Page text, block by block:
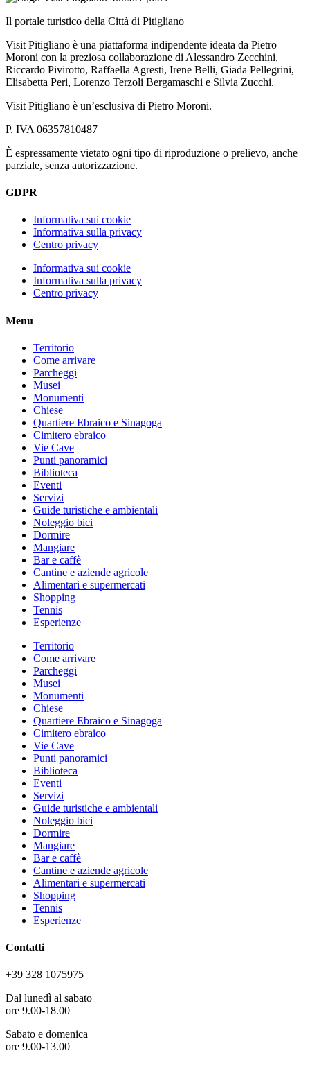
Il portale turistico della Città di Pitigliano
Visit Pitigliano è una piattaforma indipendente ideata da Pietro
Moroni con la preziosa collaborazione di Alessandro Zecchini,
Riccardo Pivirotto, Raffaella Agresti, Irene Belli, Giada Pellegrini,
Elisabetta Peri, Lorenzo Terzoli Bergamaschi e Silvia Zucchi.
Visit Pitigliano è un’esclusiva di Pietro Moroni.
P. IVA 06357810487
È espressamente vietato ogni tipo di riproduzione o prelievo, anche
parziale, senza autorizzazione.
GDPR
Informativa sui cookie
Informativa sulla privacy
Centro privacy
Informativa sui cookie
Informativa sulla privacy
Centro privacy
Menu
Territorio
Come arrivare
Parcheggi
Musei
Monumenti
Chiese
Quartiere Ebraico e Sinagoga
Cimitero ebraico
Vie Cave
Punti panoramici
Biblioteca
Eventi
Servizi
Guide turistiche e ambientali
Noleggio bici
Dormire
Mangiare
Bar e caffè
Cantine e aziende agricole
Alimentari e supermercati
Shopping
Tennis
Esperienze
Territorio
Come arrivare
Parcheggi
Musei
Monumenti
Chiese
Quartiere Ebraico e Sinagoga
Cimitero ebraico
Vie Cave
Punti panoramici
Biblioteca
Eventi
Servizi
Guide turistiche e ambientali
Noleggio bici
Dormire
Mangiare
Bar e caffè
Cantine e aziende agricole
Alimentari e supermercati
Shopping
Tennis
Esperienze
Contatti
+39 328 1075975
Dal lunedì al sabato
ore 9.00-18.00
Sabato e domenica
ore 9.00-13.00